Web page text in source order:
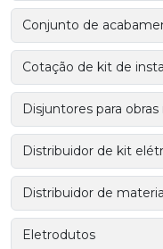
Conjunto de
Cotação de kit de
Disjuntores para
Distribuidor de kit
Distribuidor de
Eletrodutos